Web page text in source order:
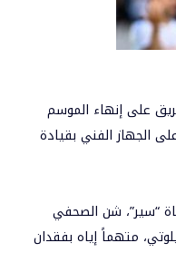
على إنهاء الموسم
الجهاز الفني بقيادة
“سير”، شن الصحفي
متهماً إياه بفقدان